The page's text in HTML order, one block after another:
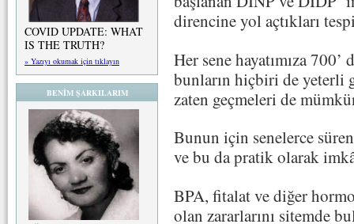
COVID UPDATE: WHAT
IS THE TRUTH?
» Yazıyı okumak için tıklayın
BENİM ŞARKILARIM
direncine yol açtıkları
Her sene hayatımıza
bunların hiçbiri de yeterli
zaten geçmeleri de
Bunun için senelerce
ve bu da pratik olarak
BPA, fitalat ve diğer
olan zararlarını sitemde